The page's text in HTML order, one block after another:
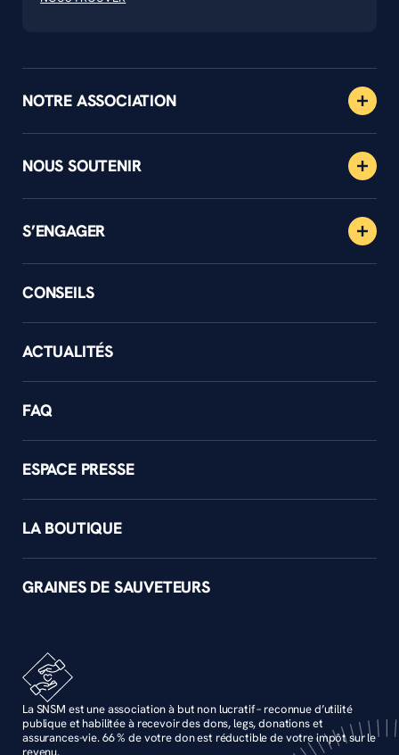
NOTRE ASSOCIATION
NOUS SOUTENIR
S’ENGAGER
CONSEILS
ACTUALITÉS
FAQ
ESPACE PRESSE
LA BOUTIQUE
GRAINES DE SAUVETEURS
La SNSM est une association à but non lucratif – reconnue d’utilité
publique et habilitée à recevoir des dons, legs, donations et
assurances-vie. 66 % de votre don est réductible de votre impôt sur le
revenu.